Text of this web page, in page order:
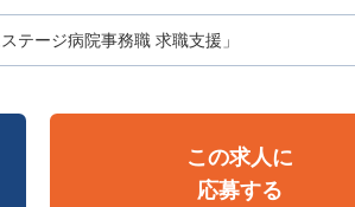
テージ病院事務職 求職支援」
この求人に
応募する